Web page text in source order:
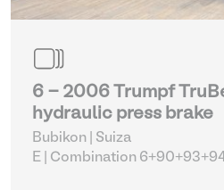
6 - 2006 Trumpf
hydraulic press brake
Bubikon | Suiza
E | Combination